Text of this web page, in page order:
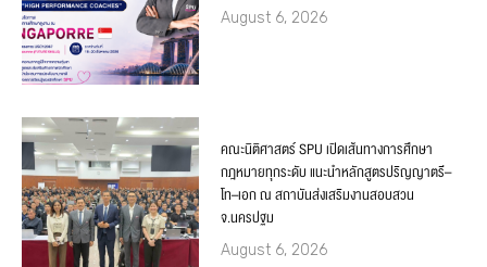
August 6, 2026
คณะนิติศาสตร์ SPU เปิดเส้นทางการศึกษา
กฎหมายทุกระดับ แนะนำหลักสูตรปริญญาตรี–
โท–เอก ณ สถาบันส่งเสริมงานสอบสวน
จ.นครปฐม
August 6, 2026